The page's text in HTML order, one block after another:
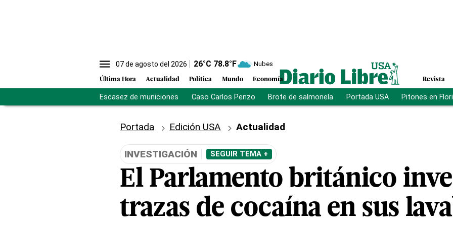
07 de agosto del 2026 26°C 78.8°F Nubes
Última Hora Actualidad Política Mundo Economía Revista
Escasez de municiones Caso Carlos Penzo Brote de salmonela Portada USA Pitones en
Portada Edición USA Actualidad
INVESTIGACIÓN SEGUIR TEMA +
El Parlamento británico
trazas de cocaína en sus